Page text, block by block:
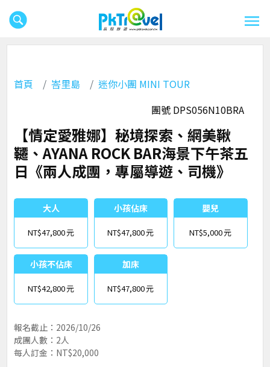
首頁 峇里島
迷你小團 MINI TOUR
團號 DPS056N10BRA
【情定愛雅娜】秘境探索、網美鞦
韆、AYANA ROCK BAR海景下午茶五
日《兩人成團，專屬導遊、司機》
大人
NT$47,800
小孩佔床
NT$47,800
嬰兒
NT$5,000
小孩不佔床
NT$42,800
加床
NT$47,800
報名截止：2026/10/26
成團人數：2人
每人訂金：NT$20,000